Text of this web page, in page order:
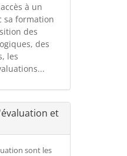
à un
sa formation
des
des
les
et
sont les